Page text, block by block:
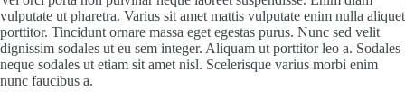
vulputate ut pharetra. Varius sit amet mattis vulputate enim nulla aliquet
porttitor. Tincidunt ornare massa eget egestas purus. Nunc sed velit
dignissim sodales ut eu sem integer. Aliquam ut porttitor leo a. Sodales
neque sodales ut etiam sit amet nisl. Scelerisque varius morbi enim
nunc faucibus a.